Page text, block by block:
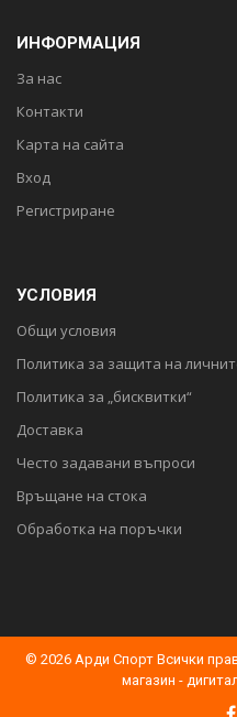
ИНФОРМАЦИЯ
За нас
Контакти
Карта на сайта
Вход
Регистриране
УСЛОВИЯ
Общи условия
Политика за защита на
Политика за „бисквитки“
Доставка
Често задавани въпроси
Връщане на стока
Обработка на поръчки
© 2026 Арди Спорт Всички
магазин -